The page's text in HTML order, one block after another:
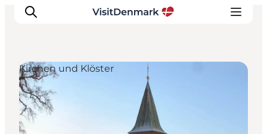
Inspiration
Regionen
Kirchen und Klöster